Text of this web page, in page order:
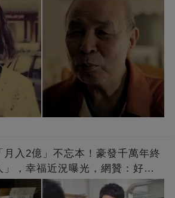
月入2億」不忘本！豪發千萬年終
」，幸福近況曝光，網贊：好老